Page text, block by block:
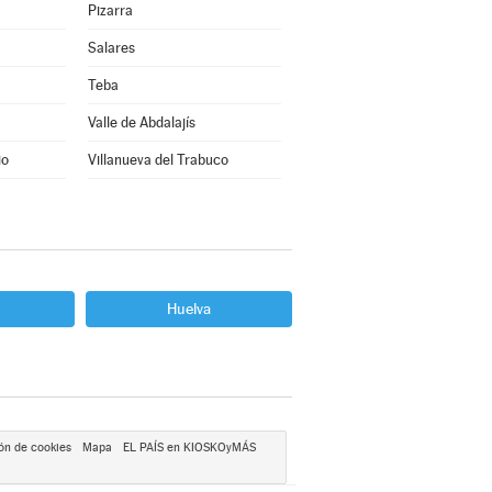
Pizarra
Salares
Teba
Valle de Abdalajís
Villanueva del Trabuco
Huelva
de cookies Mapa EL PAÍS en KIOSKOyMÁS